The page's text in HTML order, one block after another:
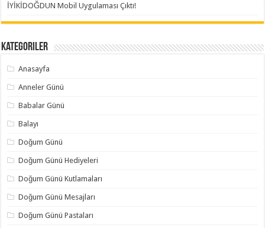
İYİKİDOĞDUN Mobil Uygulaması Çıktı!
Kategoriler
Anasayfa
Anneler Günü
Babalar Günü
Balayı
Doğum Günü
Doğum Günü Hediyeleri
Doğum Günü Kutlamaları
Doğum Günü Mesajları
Doğum Günü Pastaları